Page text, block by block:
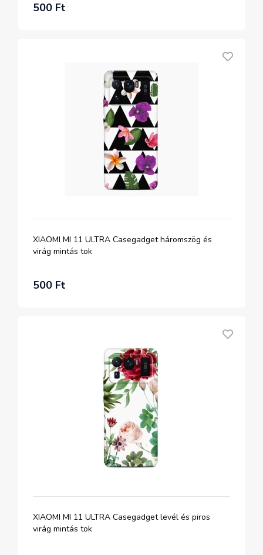
500 Ft
XIAOMI MI 11 ULTRA Casegadget háromszög és
virág mintás tok
500 Ft
XIAOMI MI 11 ULTRA Casegadget levél és piros
virág mintás tok